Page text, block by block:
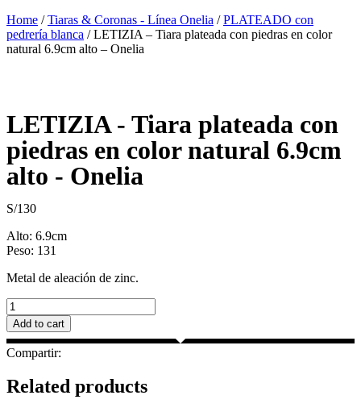
Home /Tiaras & Coronas - Línea Onelia /PLATEADO con
pedrería blanca / LETIZIA – Tiara plateada con piedras en color
natural 6.9cm alto – Onelia
LETIZIA - Tiara plateada con
piedras en color natural 6.9cm
alto - Onelia
S/130
Alto: 6.9cm
Peso: 131
Metal de aleación de zinc.
LETIZIA
-
Tiara
plateada
piedras
en
Add to cart
Compartir:
Related products